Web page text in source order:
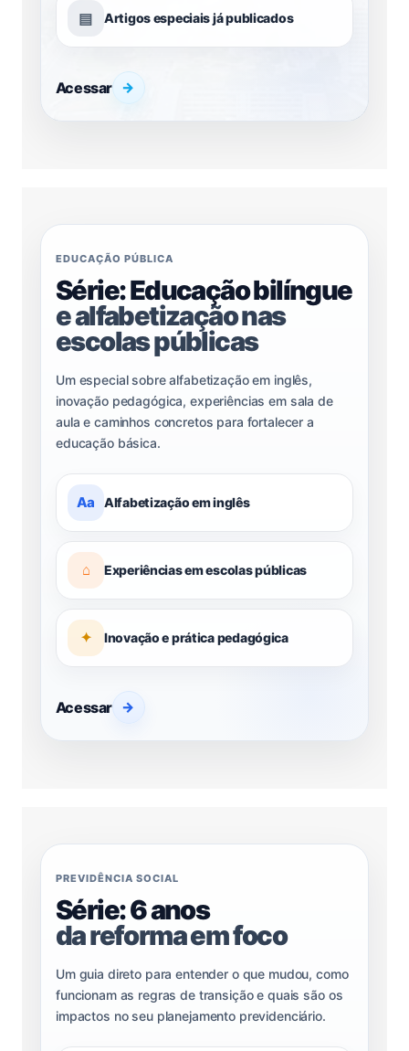
▤ Artigos especiais já publicados
Acessar →
EDUCAÇÃO PÚBLICA
Série: Educação bilíngue
e alfabetização nas
escolas públicas
Um especial sobre alfabetização em inglês,
inovação pedagógica, experiências em sala de
aula e caminhos concretos para fortalecer a
educação básica.
Aa Alfabetização em inglês
⌂ Experiências em escolas públicas
✦ Inovação e prática pedagógica
Acessar →
PREVIDÊNCIA SOCIAL
Série: 6 anos
da reforma em foco
Um guia direto para entender o que mudou, como
funcionam as regras de transição e quais são os
impactos no seu planejamento previdenciário.